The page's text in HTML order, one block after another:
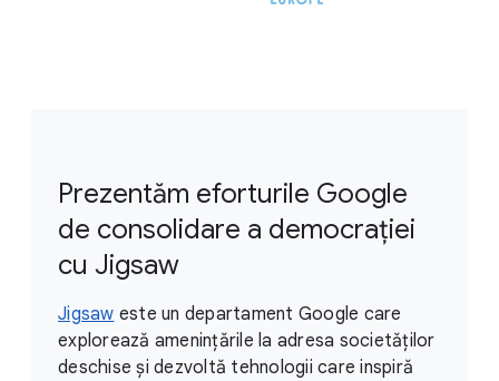
Prezentăm eforturile Google
de consolidare a democrației
cu Jigsaw
Jigsaw este un departament Google care
explorează amenințările la adresa societăților
deschise și dezvoltă tehnologii care inspiră